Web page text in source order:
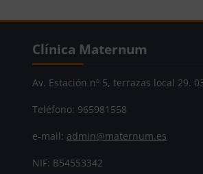
Bloques
Clínica Maternum
Av. Estación nº 5, terrazas local 29.
Teléfono: 965981558
e-mail: admin@maternum.es
NIF: B54553342